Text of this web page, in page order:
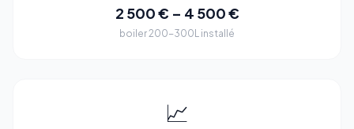
2 500 € – 4 500 €
boiler 200-300L installé
📈